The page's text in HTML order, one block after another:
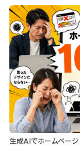
生成AIでホームペー